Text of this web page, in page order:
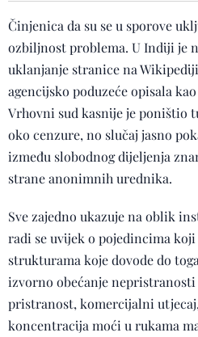
Činjenica da su se u sporove
ozbiljnost problema. U Indiji je
uklanjanje stranice na
agencijsko poduzeće opisala
Vrhovni sud kasnije je poništio
oko cenzure, no slučaj jasno
između slobodnog dijeljenja
strane anonimnih urednika.
Sve zajedno ukazuje na oblik
radi se uvijek o pojedincima koji
strukturama koje dovode do
izvorno obećanje
pristranost, komercijalni
koncentracija moći u rukama